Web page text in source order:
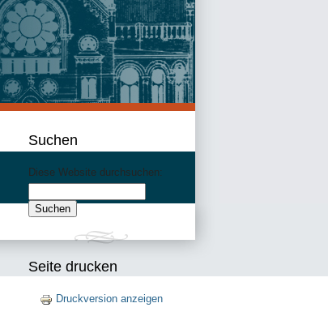
Suchen
Diese Website durchsuchen:
Seite drucken
Druckversion anzeigen